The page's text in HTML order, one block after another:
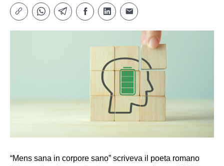
“Mens sana in corpore sano” scriveva il poeta romano